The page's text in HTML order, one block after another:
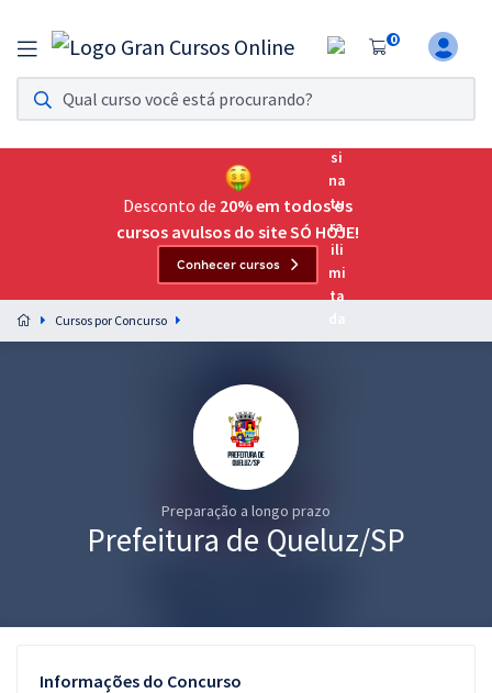
0
Assinatura Ilimitada 11
Acesso a todos os cursos. Teste grátis por 7 dias!
Assinatura OAB Até Passar
Acesso ilimitado a toda preparação para o Exame da
Preparação completa e intensiva para as principais
residências em saúde do Brasil
Graduação
Desconto de 20% em todos os
cursos avulsos do site SÓ HOJE!
Conhecer cursos
Cursos por Concurso
Preparação a longo prazo
Prefeitura de Queluz/SP
Informações do Concurso